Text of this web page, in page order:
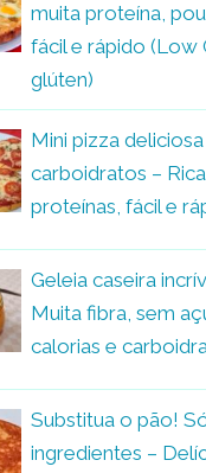
muita proteína,
fácil e rápido (Low
glúten)
Mini pizza
carboidratos –
proteínas, fácil e
Geleia caseira
Muita fibra, sem
calorias e
Substitua o pão!
ingredientes –